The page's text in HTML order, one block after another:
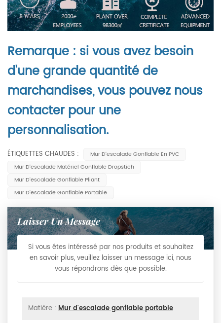
Remarque : si vous avez besoin
d'une grande quantité de
marchandises, vous pouvez nous
contacter pour une
personnalisation.
ÉTIQUETTES CHAUDES :
Mur D'escalade Gonflable En PVC
Mur D'escalade Matériel Gonflable Dropstich
Mur D'escalade Gonflable Pliant
Mur D'escalade Gonflable Portable
Laisser Un Message
Si vous êtes intéressé par nos produits et souhaitez
en savoir plus, veuillez laisser un message ici, nous
vous répondrons dès que possible.
Matière : Mur d'escalade gonflable portable